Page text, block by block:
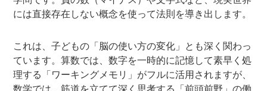
には直接存在しない概念を使って法則を導き出します。
これは、子どもの「脳の使い方の変化」とも深く関わっ
ています。算数では、数字を一時的に記憶して素早く処
理する「ワーキングメモリ」がフルに活用されますが、
数学では、筋道を立てて深く思考する「前頭前野」の働